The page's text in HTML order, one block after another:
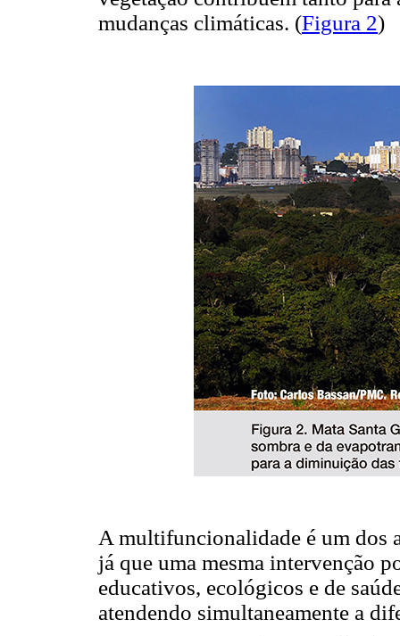
mudanças climáticas. (Figura 2)
A multifuncionalidade é um dos
já que uma mesma intervenção
educativos, ecológicos e de
atendendo simultaneamente a